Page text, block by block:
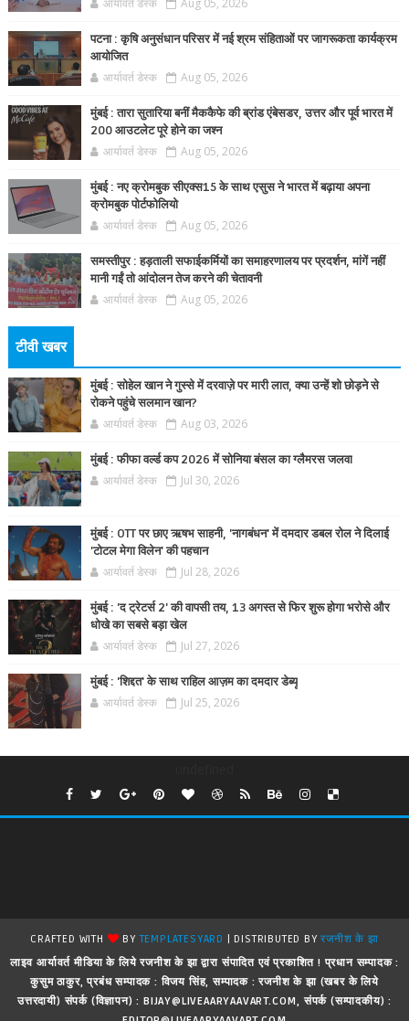
आर्यावर्त डेस्क Aug 05, 2026
पटना : कृषि अनुसंधान परिसर में नई श्रम संहिताओं पर जागरूकता कार्यक्रम
आयोजित
आर्यावर्त डेस्क Aug 05, 2026
मुंबई : तारा सुतारिया बनीं मैककैफे की ब्रांड एंबेसडर, उत्तर और पूर्व भारत में
200 आउटलेट पूरे होने का जश्न
आर्यावर्त डेस्क Aug 05, 2026
मुंबई : नए क्रोमबुक सीएक्स15 के साथ एसुस ने भारत में बढ़ाया अपना
क्रोमबुक पोर्टफोलियो
आर्यावर्त डेस्क Aug 05, 2026
समस्तीपुर : हड़ताली सफाईकर्मियों का समाहरणालय पर प्रदर्शन, मांगें नहीं
मानी गईं तो आंदोलन तेज करने की चेतावनी
आर्यावर्त डेस्क Aug 05, 2026
टीवी खबर
मुंबई : सोहेल खान ने गुस्से में दरवाज़े पर मारी लात, क्या उन्हें शो छोड़ने से
रोकने पहुंचे सलमान खान?
आर्यावर्त डेस्क Aug 03, 2026
मुंबई : फीफा वर्ल्ड कप 2026 में सोनिया बंसल का ग्लैमरस जलवा
आर्यावर्त डेस्क Jul 30, 2026
मुंबई : OTT पर छाए ऋषभ साहनी, 'नागबंधन' में दमदार डबल रोल ने दिलाई
'टोटल मेगा विलेन' की पहचान
आर्यावर्त डेस्क Jul 28, 2026
मुंबई : 'द ट्रेटर्स 2' की वापसी तय, 13 अगस्त से फिर शुरू होगा भरोसे और
धोखे का सबसे बड़ा खेल
आर्यावर्त डेस्क Jul 27, 2026
मुंबई : 'शिद्दत' के साथ राहिल आज़म का दमदार डेब्यू
आर्यावर्त डेस्क Jul 25, 2026
CRAFTED WITH BYTEMPLATESYARD | DISTRIBUTED BYरजनीश के झा
लाइव आर्यावर्त मीडिया के लिये रजनीश के झा द्वारा संपादित एवं प्रकाशित ! प्रधान सम्पादक :
कुसुम ठाकुर, प्रबंध सम्पादक : विजय सिंह, सम्पादक : रजनीश के झा (खबर के लिये
उत्तरदायी) संपर्क (विज्ञापन) : BIJAY@LIVEAARYAAVART.COM, संपर्क (सम्पादकीय) :